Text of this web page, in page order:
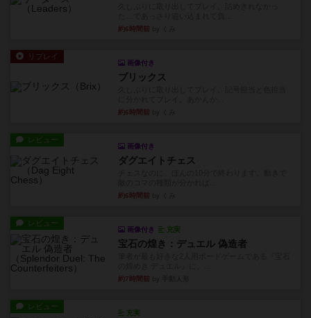
約6時間前
リプレイ
画像付き
ブリックス
約6時間前
レビュー
画像付き
ダグエイトチェス
約6時間前
レビュー
画像付き 充実
宝石の煌き：デュエル 偽造者
約7時間前
レビュー
充実